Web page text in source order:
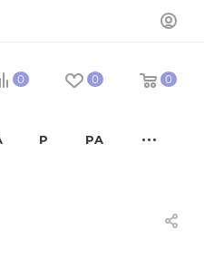
0 0 0
P PA